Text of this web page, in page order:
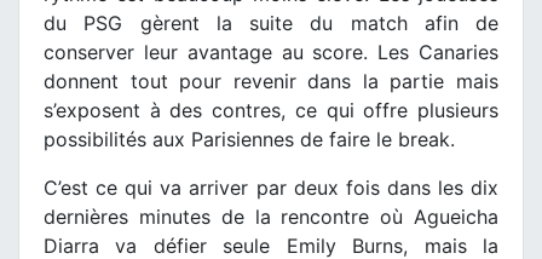
du PSG gèrent la suite du match afin de
conserver leur avantage au score. Les Canaries
donnent tout pour revenir dans la partie mais
s’exposent à des contres, ce qui offre plusieurs
possibilités aux Parisiennes de faire le break.
C’est ce qui va arriver par deux fois dans les dix
dernières minutes de la rencontre où Agueicha
Diarra va défier seule Emily Burns, mais la